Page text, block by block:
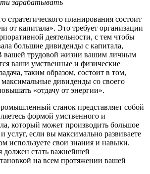
зарабатывать
стратегического планирования состоит
от капитала». Это требует организации
деятельности, с тем чтобы
большие дивиденды с капитала,
вашей трудовой жизни вашим личным
ваши умственные и физические
таким образом, состоит в том,
максимальные дивиденды со своего
«отдачу от энергии».
станок представляет собой
формой умственного и
который может производить большое
услуг, если вы максимально развиваете
используете свои знания и навыки.
должен стать важнейшей
на всем протяжении вашей